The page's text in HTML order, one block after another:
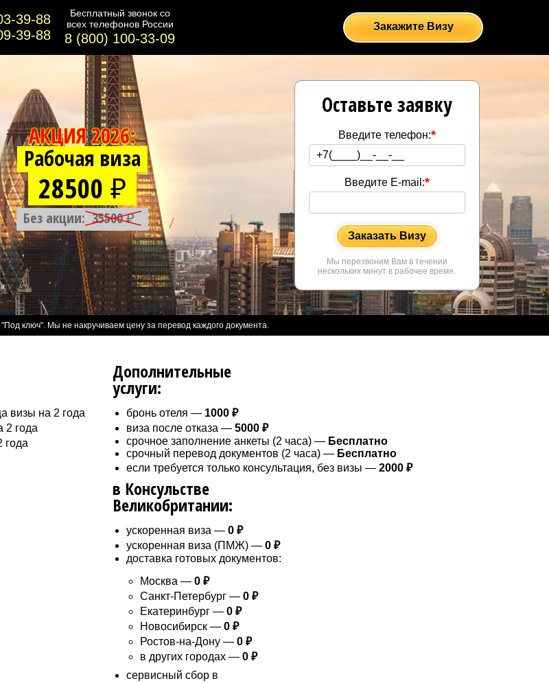
39-88
39-88
Бесплатный звонок co
всех телефонов России
8 (800) 100-33-09
Закажите Визу
АКЦИЯ 2026:
Рабочая виза
28500 ₽
Без акции: 35500 ₽
Оставьте заявку
Введите телефон:*
Введите E-mail:*
Заказать Визу
Мы перезвоним Вам в течении
нескольких минут в рабочее время.
ключ". Мы не накручиваем цену за перевод каждого документа.
визы на 2 года
2 года
года
Дополнительные
услуги:
бронь отеля — 1000 ₽
виза после отказа — 5000 ₽
срочное заполнение анкеты (2 часа) — Бесплатно
срочный перевод документов (2 часа) — Бесплатно
если требуется только консультация, без визы — 2000 ₽
в Консульстве
Великобритании:
ускоренная виза — 0 ₽
ускоренная виза (ПМЖ) — 0 ₽
доставка готовых документов:
Москва — 0 ₽
Санкт-Петербург — 0 ₽
Екатеринбург — 0 ₽
Новосибирск — 0 ₽
Ростов-на-Дону — 0 ₽
в других городах — 0 ₽
сервисный сбор в